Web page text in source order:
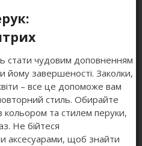
стати чудовим доповненням
йому завершеності. Заколки,
– все це допоможе вам
стиль. Обирайте
кольором та стилем перуки,
Не бійтеся
аксесуарами, щоб знайти